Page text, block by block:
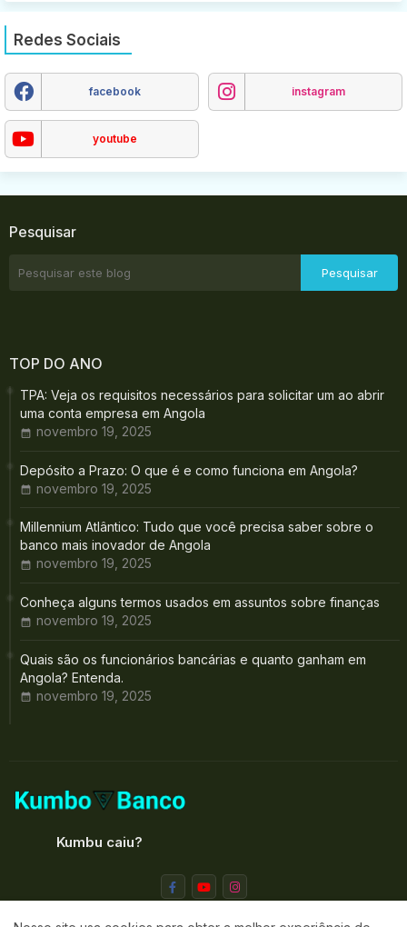
Redes Sociais
facebook instagram
youtube
Pesquisar
TOP DO ANO
TPA: Veja os requisitos necessários para solicitar um ao abrir
uma conta empresa em Angola
novembro 19, 2025
Depósito a Prazo: O que é e como funciona em Angola?
novembro 19, 2025
Millennium Atlântico: Tudo que você precisa saber sobre o
banco mais inovador de Angola
novembro 19, 2025
Conheça alguns termos usados em assuntos sobre finanças
novembro 19, 2025
Quais são os funcionários bancárias e quanto ganham em
Angola? Entenda.
novembro 19, 2025
Kumbu caiu?